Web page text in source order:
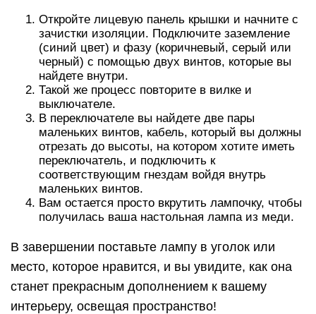
Откройте лицевую панель крышки и начните с
зачистки изоляции. Подключите заземление
(синий цвет) и фазу (коричневый, серый или
черный) с помощью двух винтов, которые вы
найдете внутри.
Такой же процесс повторите в вилке и
выключателе.
В переключателе вы найдете две пары
маленьких винтов, кабель, который вы должны
отрезать до высоты, на котором хотите иметь
переключатель, и подключить к
соответствующим гнездам войдя внутрь
маленьких винтов.
Вам остается просто вкрутить лампочку, чтобы
получилась ваша настольная лампа из меди.
В завершении поставьте лампу в уголок или
место, которое нравится, и вы увидите, как она
станет прекрасным дополнением к вашему
интерьеру, освещая пространство!